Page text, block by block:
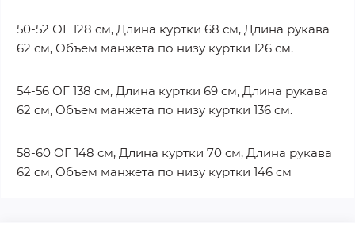
50-52 ОГ 128 см, Длина куртки 68 см, Длина рукава
62 см, Объем манжета по низу куртки 126 см.
54-56 ОГ 138 см, Длина куртки 69 см, Длина рукава
62 см, Объем манжета по низу куртки 136 см.
58-60 ОГ 148 см, Длина куртки 70 см, Длина рукава
62 см, Объем манжета по низу куртки 146 см